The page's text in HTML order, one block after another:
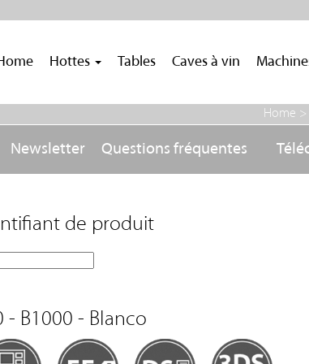
Hottes Tables Caves à vin
Home >
Newsletter Questions fréquentes
de produit
- B1000 - Blanco